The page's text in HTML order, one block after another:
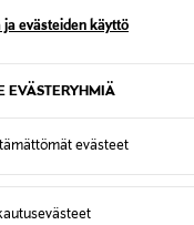
ja evästeiden käyttö
EVÄSTERYHMIÄ
evästeet